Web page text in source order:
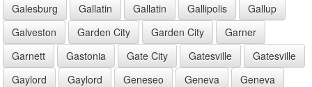
Galesburg
Gallatin Gallatin Gallipolis
Gallup
Galveston
Garden City Garden City
Garner
Garnett
Gastonia Gate City Gatesville
Gatesville
Gaylord
Gaylord Geneseo Geneva
Geneva